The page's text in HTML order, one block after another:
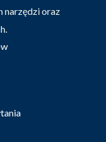
narzędzi oraz